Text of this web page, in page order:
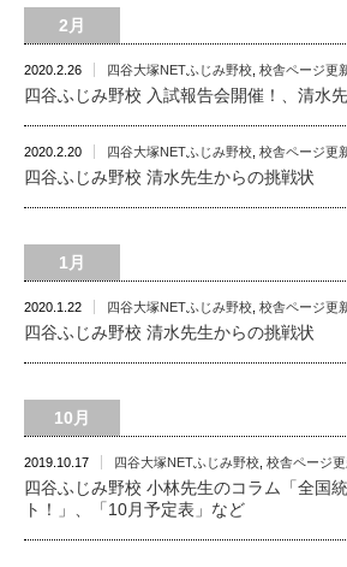
2月
2020.2.26 四谷大塚NETふじみ野校 校舎ページ更
四谷ふじみ野校 入試報告会開催！、清水
2020.2.20 四谷大塚NETふじみ野校 校舎ページ更
四谷ふじみ野校 清水先生からの挑戦状
1月
2020.1.22 四谷大塚NETふじみ野校 校舎ページ更
四谷ふじみ野校 清水先生からの挑戦状
10月
2019.10.17 四谷大塚NETふじみ野校 校舎ページ
四谷ふじみ野校 小林先生のコラム「全国
ト！」、「10月予定表」など